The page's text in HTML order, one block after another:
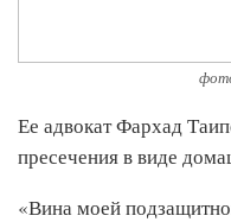
Ее адвокат Фархад
пресечения в виде
«Вина моей